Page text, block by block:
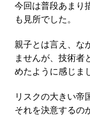
今回は普段あまり
も見所でした。
親子とは言え、な
ませんが、技術者
めたように感じま
リスクの大きい帝
それを決意するの